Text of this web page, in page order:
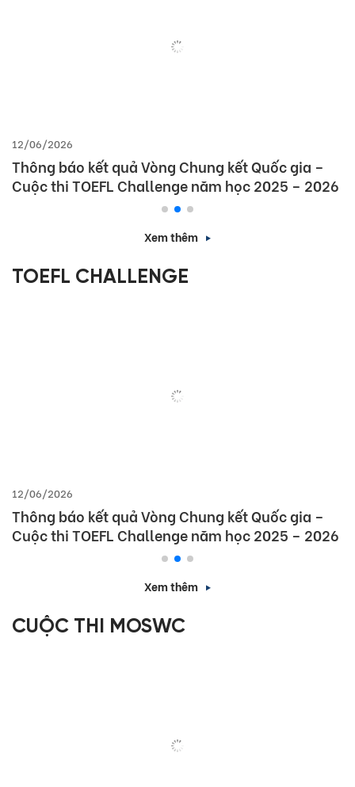
12/06/2026
Thông báo kết quả Vòng Chung kết Quốc gia –
Cuộc thi TOEFL Challenge năm học 2025 – 2026
Xem thêm
TOEFL CHALLENGE
12/06/2026
Thông báo kết quả Vòng Chung kết Quốc gia –
Cuộc thi TOEFL Challenge năm học 2025 – 2026
Xem thêm
CUỘC THI MOSWC